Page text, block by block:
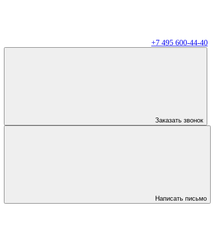
+7 495 600-44-40
Заказать звонок
Написать письмо